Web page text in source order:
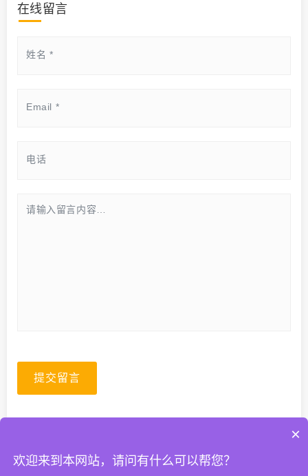
在线留言
提交留言
×
欢迎来到本网站，请问有什么可以帮您？